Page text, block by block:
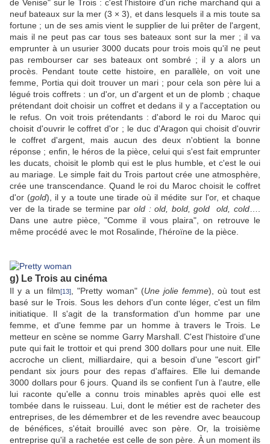
de Venise" sur le Trois : c'est l'histoire d'un riche marchand qui a
neuf bateaux sur la mer (3 × 3), et dans lesquels il a mis toute sa
fortune ; un de ses amis vient le supplier de lui prêter de l'argent,
mais il ne peut pas car tous ses bateaux sont sur la mer ; il va
emprunter à un usurier 3000 ducats pour trois mois qu'il ne peut
pas rembourser car ses bateaux ont sombré ; il y a alors un
procès. Pendant toute cette histoire, en parallèle, on voit une
femme, Portia qui doit trouver un mari ; pour cela son père lui a
légué trois coffrets : un d'or, un d'argent et un de plomb ; chaque
prétendant doit choisir un coffret et dedans il y a l'acceptation ou
le refus. On voit trois prétendants : d'abord le roi du Maroc qui
choisit d'ouvrir le coffret d'or ; le duc d'Aragon qui choisit d'ouvrir
le coffret d'argent, mais aucun des deux n'obtient la bonne
réponse ; enfin, le héros de la pièce, celui qui s'est fait emprunter
les ducats, choisit le plomb qui est le plus humble, et c'est le oui
au mariage. Le simple fait du Trois partout crée une atmosphère,
crée une transcendance. Quand le roi du Maroc choisit le coffret
d'or (gold), il y a toute une tirade où il médite sur l'or, et chaque
ver de la tirade se termine par old : old, bold, gold old, cold
Dans une autre pièce, "Comme il vous plaira", on retrouve le
même procédé avec le mot Rosalinde, l'héroïne de la pièce.
g) Le Trois au cinéma
Il y a un film[13] , "Pretty woman" (Une jolie femme), où tout est
basé sur le Trois. Sous les dehors d'un conte léger, c'est un film
initiatique. Il s'agit de la transformation d'un homme par une
femme, et d'une femme par un homme à travers le Trois. Le
metteur en scène se nomme Garry Marshall. C'est l'histoire d'une
pute qui fait le trottoir et qui prend 300 dollars pour une nuit. Elle
accroche un client, milliardaire, qui a besoin d'une "escort girl"
pendant six jours pour des repas d'affaires. Elle lui demande
3000 dollars pour 6 jours. Quand ils se confient l'un à l'autre, elle
lui raconte qu'elle a connu trois minables après quoi elle est
tombée dans le ruisseau. Lui, dont le métier est de racheter des
entreprises, de les démembrer et de les revendre avec beaucoup
de bénéfices, s'était brouillé avec son père. Or, la troisième
entreprise qu'il a rachetée est celle de son père. À un moment ils